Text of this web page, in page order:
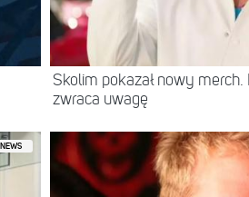
Skolim pokazał nowy
zwraca uwagę
NEWS